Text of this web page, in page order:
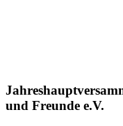
und Freunde e.V.